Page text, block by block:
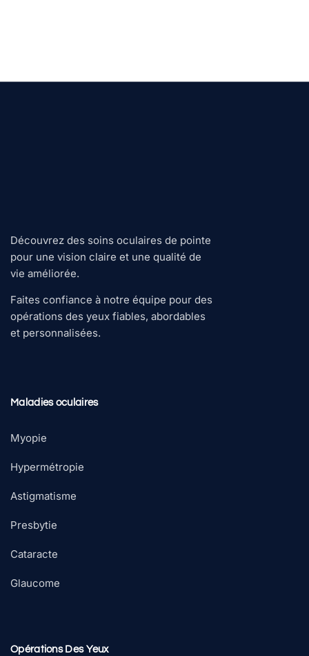
Découvrez des soins oculaires de pointe
pour une vision claire et une qualité de
vie améliorée.
Faites confiance à notre équipe pour des
opérations des yeux fiables, abordables
et personnalisées.
Maladies oculaires
Myopie
Hypermétropie
Astigmatisme
Presbytie
Cataracte
Glaucome
Opérations Des Yeux